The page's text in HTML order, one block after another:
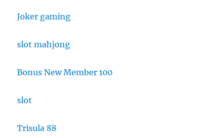
Joker gaming
slot mahjong
Bonus New Member 100
slot
Trisula 88